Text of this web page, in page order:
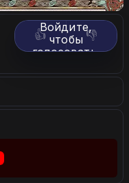
👍 👎
Войдите,
чтобы
голосовать.